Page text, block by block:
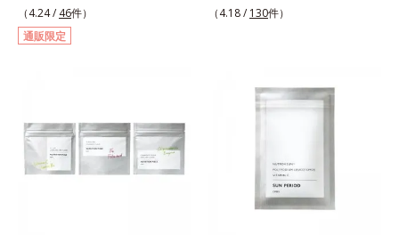
ズ」のオールインワンサプリメント
です。ビタミンB1とB2を配合。ビ
タミンB6とビタミンCは、タイムリ
ラミドをプラス。さらにストレス社
会に負けないためのGABAも配合し
ました。現代社会を生き抜く女性の
すこやかな毎日を応援します。
（4.24 / 46件）
通販限定
感でした。注目成分リポソームビタ
くが体外に排出されるというデメリ
カラダと同じ成分でできたリポソー
ム（カプセル）にビタミンCを閉じ
込めることで体内になじみやすく、
（4.18 / 130件）